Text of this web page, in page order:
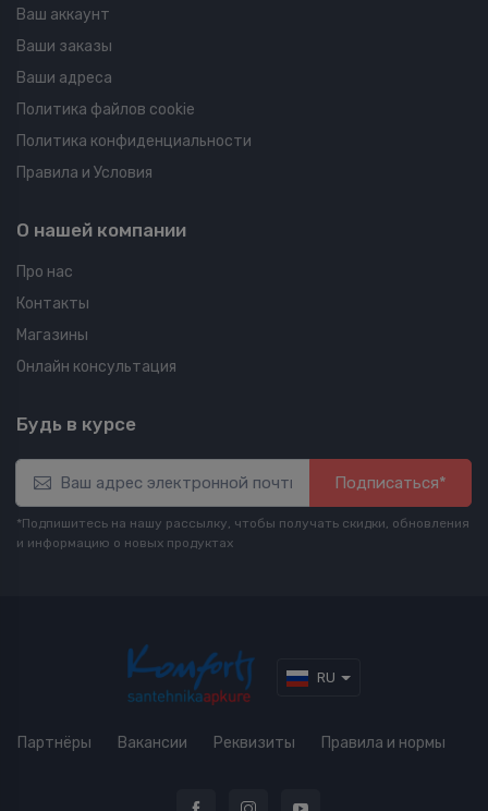
Ваш аккаунт
Ваши заказы
Ваши адреса
Политика файлов cookie
Политика конфиденциальности
Правила и Условия
О нашей компании
Про нас
Контакты
Магазины
Онлайн консультация
Будь в курсе
Подписаться*
*Подпишитесь на нашу рассылку, чтобы получать скидки, обновления
и информацию о новых продуктах
RU
Партнёры Вакансии Реквизиты Правила и нормы